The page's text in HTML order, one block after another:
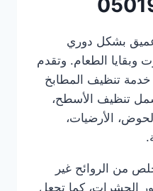
بشكل دوري
وبقايا الطعام. وتقدم
تنظيف المطابخ
تنظيف الأسطح،
الأرضيات،
من الروائح غير
الحشرات، كما تجعل